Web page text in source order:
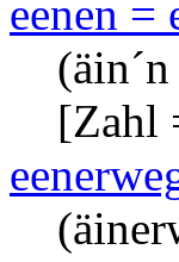
eenen =
[Zahl